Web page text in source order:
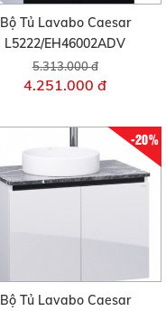
Bộ Tủ Lavabo Caesar
L5222/EH46002ADV
5.313.000 đ
4.251.000 đ
-20%
Bộ Tủ Lavabo Caesar